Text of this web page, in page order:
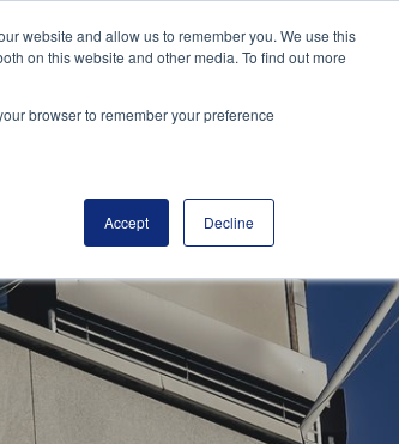
website and allow us to remember you. We use this
on this website and other media. To find out more
browser to remember your preference
Accept Decline
MENY